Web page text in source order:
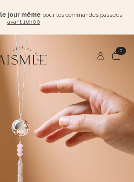
le jour même pour les commandes passées
avant 16h00
0